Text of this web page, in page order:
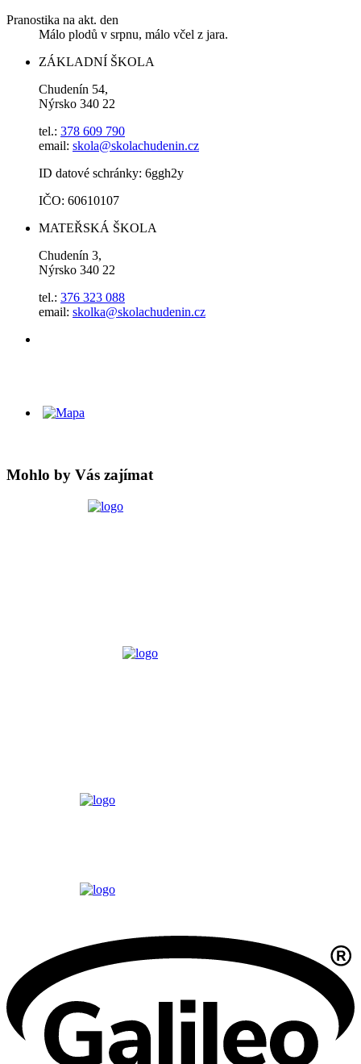
Pranostika na akt. den
Málo plodů v srpnu, málo včel z jara.
ZÁKLADNÍ ŠKOLA
Chudenín 54,
Nýrsko 340 22
tel.: 378 609 790
email: skola@skolachudenin.cz
ID datové schránky: 6ggh2y
IČO: 60610107
MATEŘSKÁ ŠKOLA
Chudenín 3,
Nýrsko 340 22
tel.: 376 323 088
email: skolka@skolachudenin.cz
Mohlo by Vás zajímat